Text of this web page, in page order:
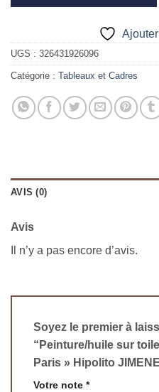
UGS : 326431926096
Catégorie : Tableaux et Cadres
AVIS (0)
Avis
Il n’y a pas encore d’avis.
Soyez le premier à
“Peinture/huile sur
Paris » Hipolito
Votre note *